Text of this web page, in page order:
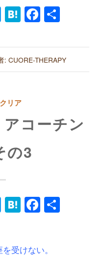
Twitter
Hatena共
:CUORE-THERAPY
リア
コーチン
の3
Twitter
Hatena共
受けない。